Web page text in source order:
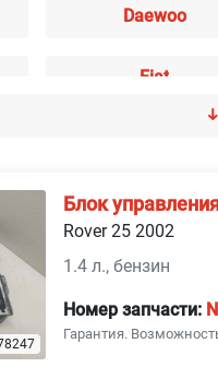
Daewoo
Fiat
Jeep
Land Rover
Mercedes-Benz
Блок
Rover 25 2002
1.4 л., бензин
Номер запчасти:
Гарантия.